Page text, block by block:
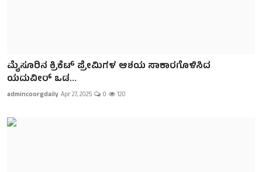
ಮೈಸೂರಿನ ಕ್ರಿಕೆಟ್‌ ಪ್ರೇಮಿಗಳ ಆಶಯ ಸಾಕಾರಗೊಳಿಸಿದ
ಯದುವೀರ್‌ ಒಡ...
admincoorgdaily Apr 27, 2025 0 120